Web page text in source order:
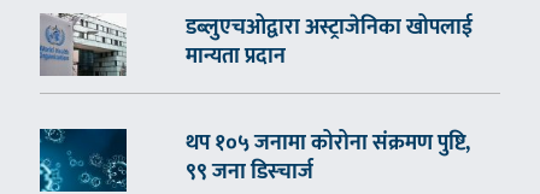
डब्लुएचओद्वारा अस्ट्राजेनिका खोपलाई
मान्यता प्रदान
थप १०५ जनामा कोरोना संक्रमण पुष्टि,
९९ जना डिस्चार्ज